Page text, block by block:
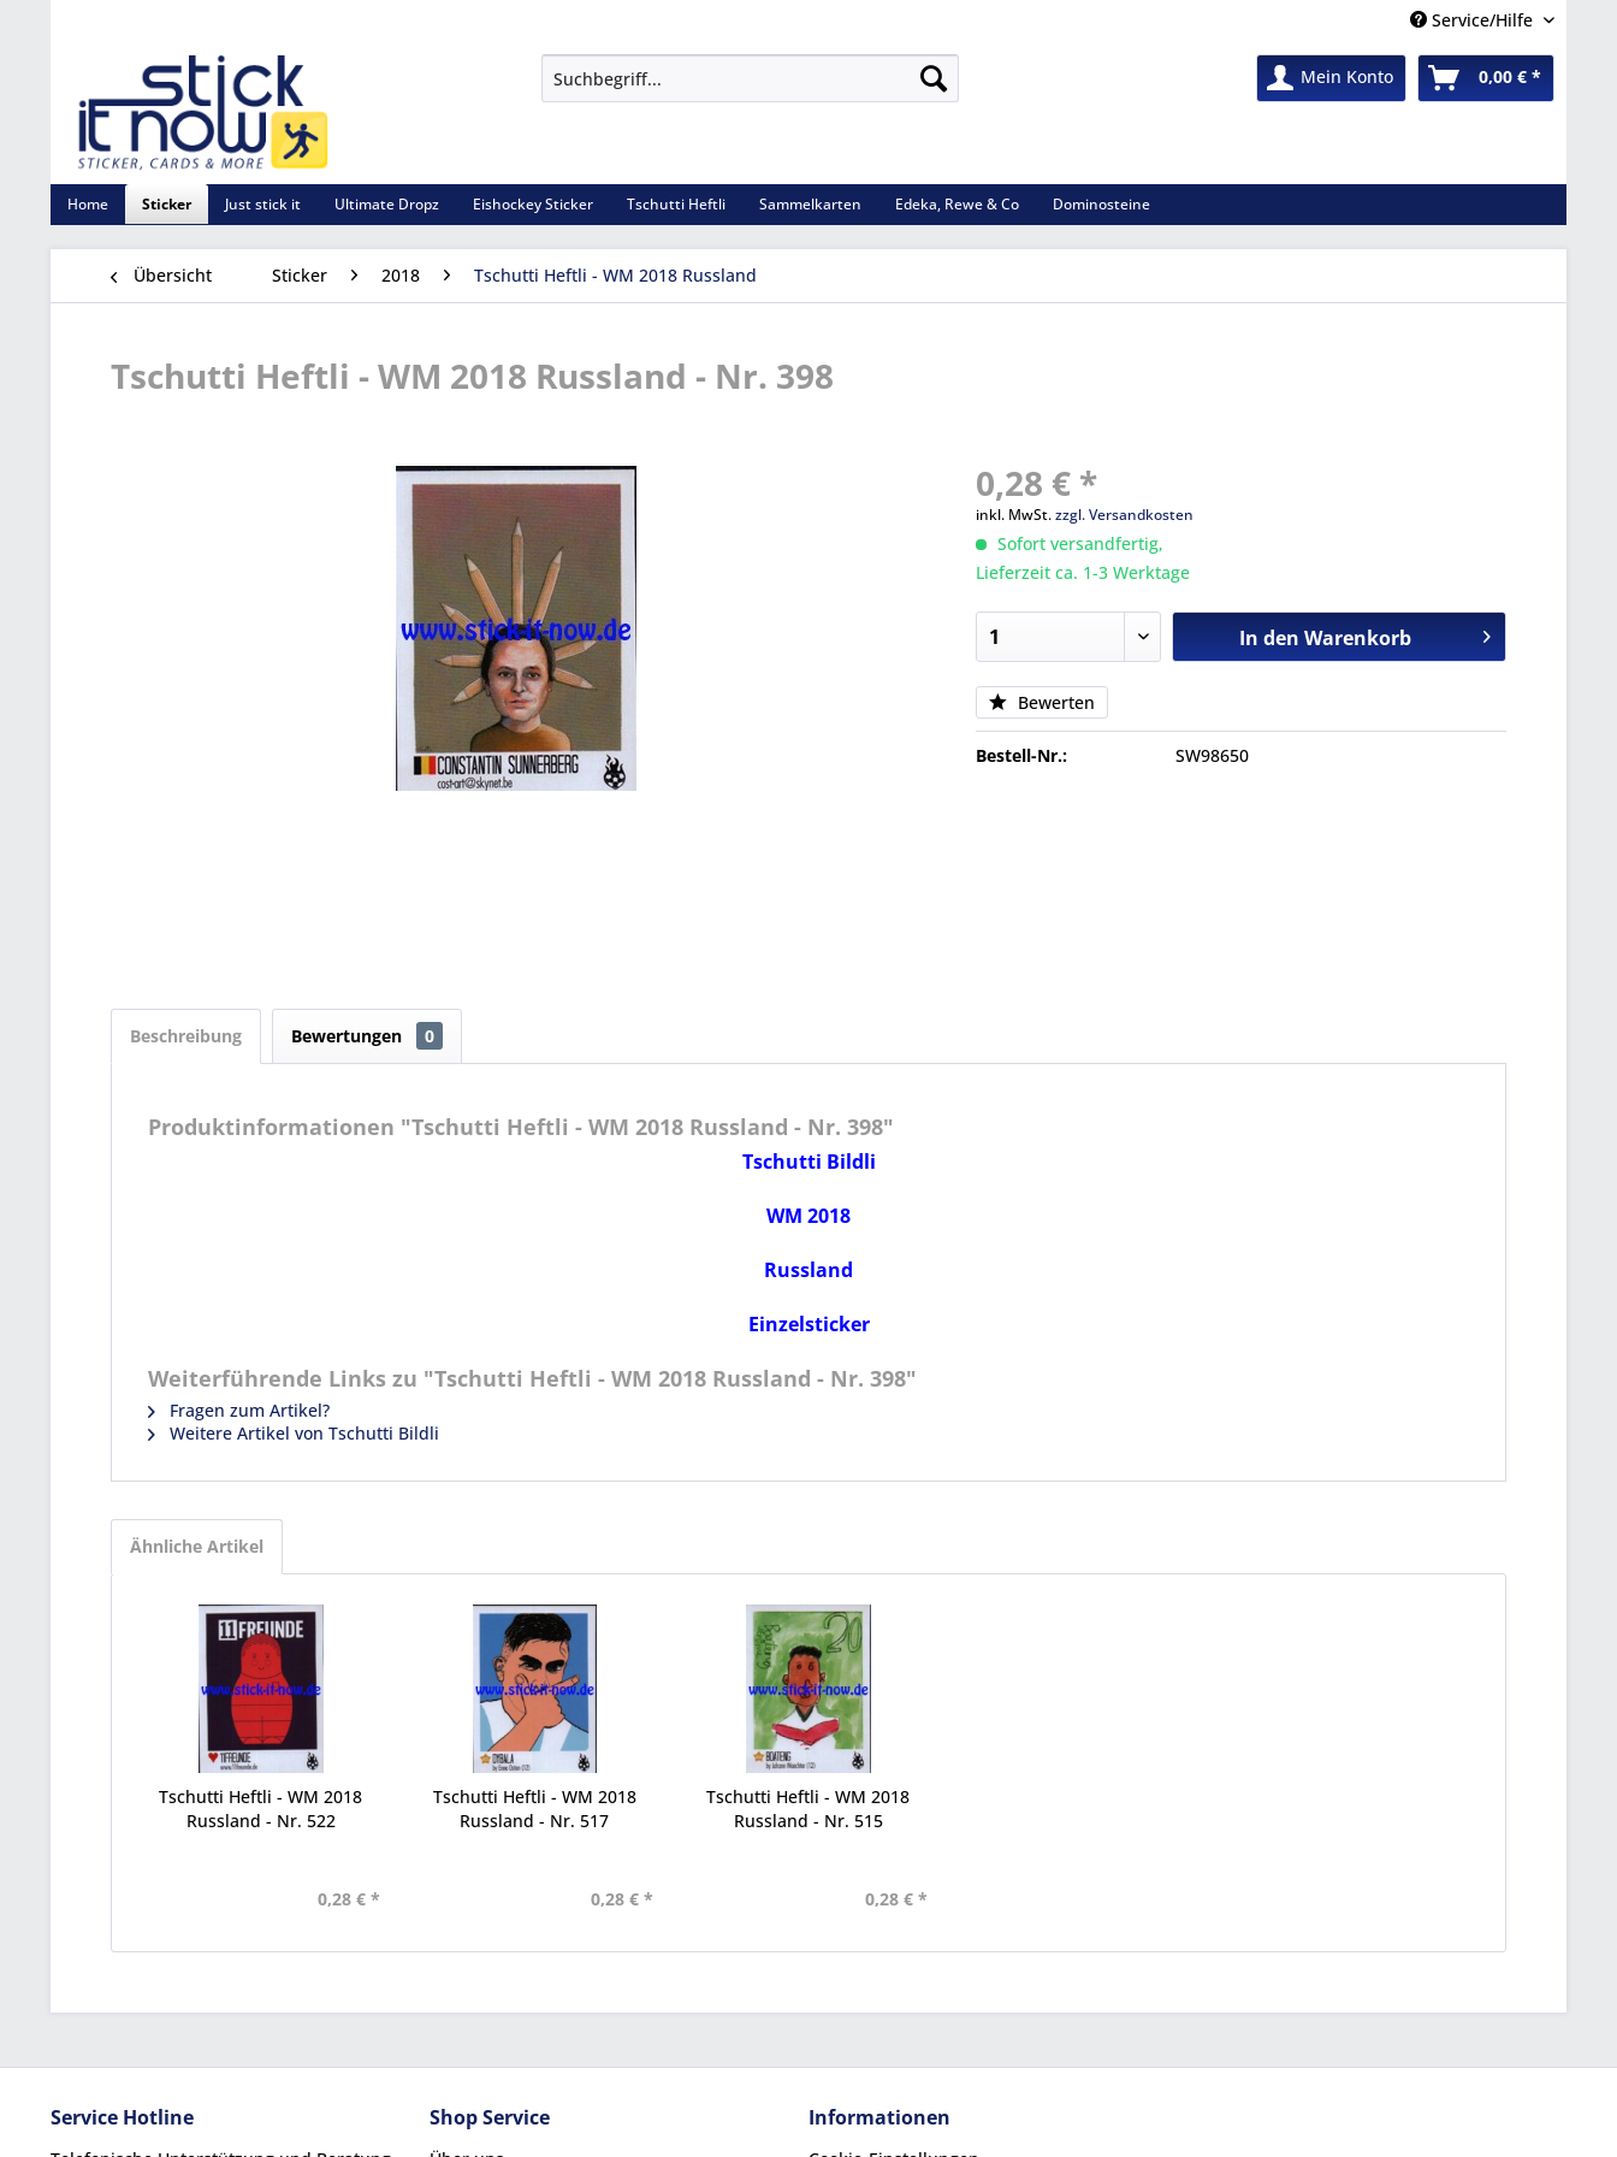
Service/Hilfe
Mein Konto 0,00 € *
Home Sticker Just stick it Ultimate Dropz Eishockey Sticker Tschutti Heftli Sammelkarten Edeka, Rewe & Co Dominosteine
Übersicht Sticker 2018 Tschutti Heftli - WM 2018 Russland
Tschutti Heftli - WM 2018 Russland - Nr. 398
0,28 € *
inkl. MwSt.zzgl. Versandkosten
Sofort versandfertig,
Lieferzeit ca. 1-3 Werktage
In den Warenkorb
Bewerten
Bestell-Nr.: SW98650
Beschreibung Bewertungen 0
Produktinformationen "Tschutti Heftli - WM 2018 Russland - Nr. 398"
Tschutti Bildli
WM 2018
Russland
Einzelsticker
Weiterführende Links zu "Tschutti Heftli - WM 2018 Russland - Nr. 398"
Fragen zum Artikel?
Weitere Artikel von Tschutti Bildli
Ähnliche Artikel
Tschutti Heftli - WM 2018
Russland - Nr. 522
0,28 € *
Tschutti Heftli - WM 2018
Russland - Nr. 517
0,28 € *
Tschutti Heftli - WM 2018
Russland - Nr. 515
0,28 € *
Service Hotline Shop Service Informationen